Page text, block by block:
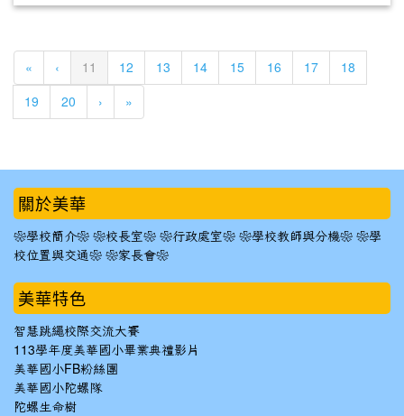
« ‹ 11 (current)
12 13 14 15 16 17 18
19 20 › »
::: 關於美華
❀學校簡介❀ ❀校長室❀ ❀行政處室❀ ❀學校教師與分機❀ ❀學
校位置與交通❀ ❀家長會❀
美華特色
智慧跳繩校際交流大賽
113學年度美華國小畢業典禮影片
美華國小FB粉絲團
美華國小陀螺隊
陀螺生命樹